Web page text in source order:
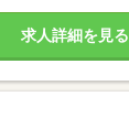
求人詳細を見る